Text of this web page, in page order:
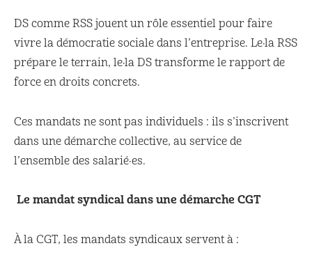
DS comme RSS jouent un rôle essentiel pour faire
vivre la démocratie sociale dans l’entreprise. Le·la RSS
prépare le terrain, le·la DS transforme le rapport de
force en droits concrets.
Ces mandats ne sont pas individuels : ils s’inscrivent
dans une démarche collective, au service de
l’ensemble des salarié·es.
Le mandat syndical dans une démarche CGT
À la CGT, les mandats syndicaux servent à :